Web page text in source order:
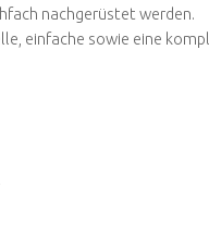
nachgerüstet werden.
einfache sowie eine